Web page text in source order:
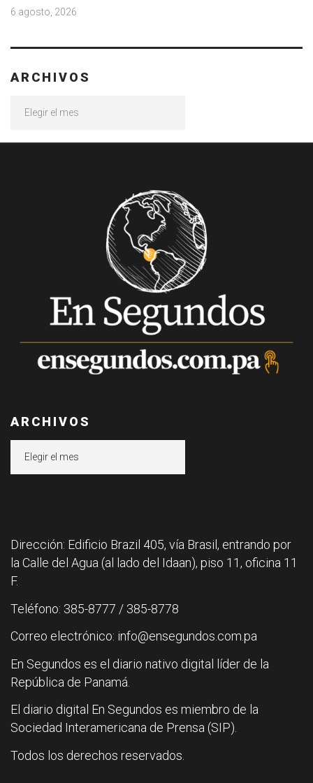
6 agosto, 2026
ARCHIVOS
ARCHIVOS
Dirección: Edificio Brazil 405, vía Brasil, entrando por
la Calle del Agua (al lado del Idaan), piso 11, oficina 11
F.
Teléfono: 385-8777 / 385-8778
Correo electrónico: info@ensegundos.com.pa
En Segundos es el diario nativo digital líder de la
República de Panamá.
El diario digital En Segundos es miembro de la
Sociedad Interamericana de Prensa (SIP).
Todos los derechos reservados.